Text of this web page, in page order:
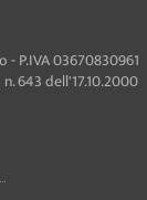
P.IVA 03670830961
643 dell'17.10.2000